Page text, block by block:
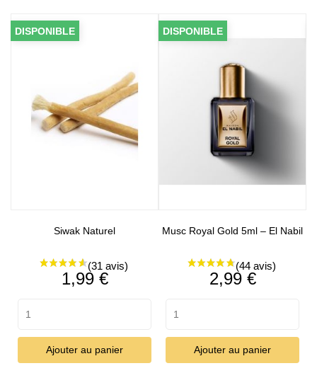
Siwak Naturel
Prix
1,99 €
Ajouter au panier
DISPONIBLE
Musc Royal Gold 5ml – El Nabil
Prix
2,99 €
Ajouter au panier
DISPONIBLE